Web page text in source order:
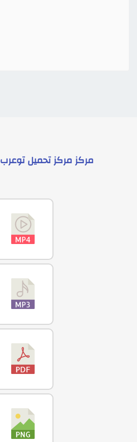
مركزمركز تحميل توعرب